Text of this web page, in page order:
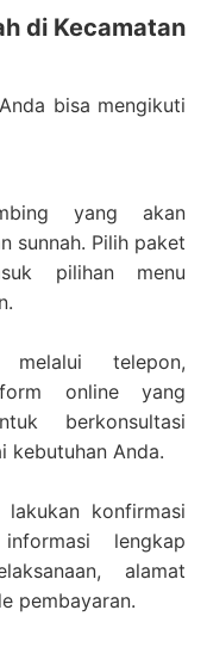
di Kecamatan
bisa mengikuti
yang akan
sunnah. Pilih paket
pilihan menu
melalui telepon,
online yang
berkonsultasi
kebutuhan Anda.
konfirmasi
lengkap
alamat
pembayaran.